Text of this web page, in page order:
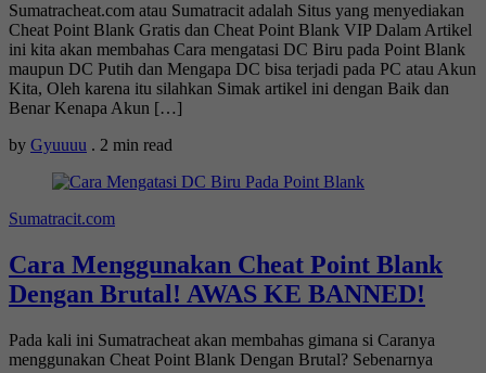
Sumatracheat.com atau Sumatracit adalah Situs yang menyediakan
Cheat Point Blank Gratis dan Cheat Point Blank VIP Dalam Artikel
ini kita akan membahas Cara mengatasi DC Biru pada Point Blank
maupun DC Putih dan Mengapa DC bisa terjadi pada PC atau Akun
Kita, Oleh karena itu silahkan Simak artikel ini dengan Baik dan
Benar Kenapa Akun […]
by Gyuuuu . 2 min read
Sumatracit.com
Cara Menggunakan Cheat Point Blank
Dengan Brutal! AWAS KE BANNED!
Pada kali ini Sumatracheat akan membahas gimana si Caranya
menggunakan Cheat Point Blank Dengan Brutal? Sebenarnya